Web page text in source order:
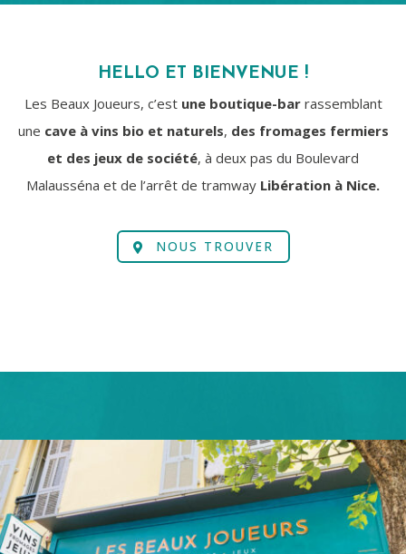
HELLO ET BIENVENUE !
Les Beaux Joueurs, c’est une boutique-barrassemblant
une cave à vins bio et naturels, des fromages fermiers
et des jeux de société, à deux pas du Boulevard
Malausséna et de l’arrêt de tramway Libération à Nice.
NOUS TROUVER